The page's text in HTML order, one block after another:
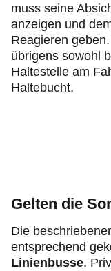
muss seine
anzeigen und
Reagieren
übrigens sowohl
Haltestelle am
Haltebucht.
Gelten die
Die
entsprechend
Linienbusse.